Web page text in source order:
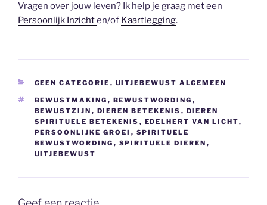
Vragen over jouw leven? Ik help je graag met een
Persoonlijk Inzichten/of Kaartlegging.
CATEGORIEËN
GEEN CATEGORIE , UITJEBEWUST ALGEMEEN
TAGS
BEWUSTMAKING , BEWUSTWORDING ,
BEWUSTZIJN , DIEREN BETEKENIS , DIEREN
SPIRITUELE BETEKENIS , EDELHERT VAN LICHT,
PERSOONLIJKE GROEI , SPIRITUELE
BEWUSTWORDING , SPIRITUELE DIEREN ,
UITJEBEWUST